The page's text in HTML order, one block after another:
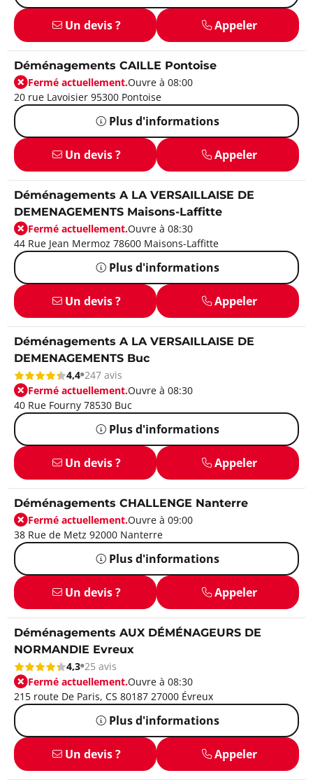
Un devis ? Appeler
Déménagements CAILLE Pontoise
Fermé actuellement.Ouvre à 08:00
20 rue Lavoisier 95300 Pontoise
Plus d'informations
Un devis ? Appeler
Déménagements A LA VERSAILLAISE DE
DEMENAGEMENTS Maisons-Laffitte
Fermé actuellement.Ouvre à 08:30
44 Rue Jean Mermoz 78600 Maisons-Laffitte
Plus d'informations
Un devis ? Appeler
Déménagements A LA VERSAILLAISE DE
DEMENAGEMENTS Buc
4,4 247 avis
Fermé actuellement.Ouvre à 08:30
40 Rue Fourny 78530 Buc
Plus d'informations
Un devis ? Appeler
Déménagements CHALLENGE Nanterre
Fermé actuellement.Ouvre à 09:00
38 Rue de Metz 92000 Nanterre
Plus d'informations
Un devis ? Appeler
Déménagements AUX DÉMÉNAGEURS DE
NORMANDIE Evreux
4,3 25 avis
Fermé actuellement.Ouvre à 08:30
215 route De Paris, CS 80187 27000 Évreux
Plus d'informations
Un devis ? Appeler